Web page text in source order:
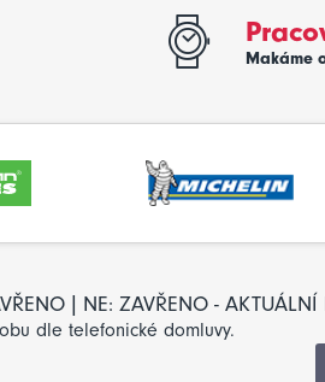
Makáme
| NE: ZAVŘENO - AKTUÁLNÍ
dle telefonické domluvy.